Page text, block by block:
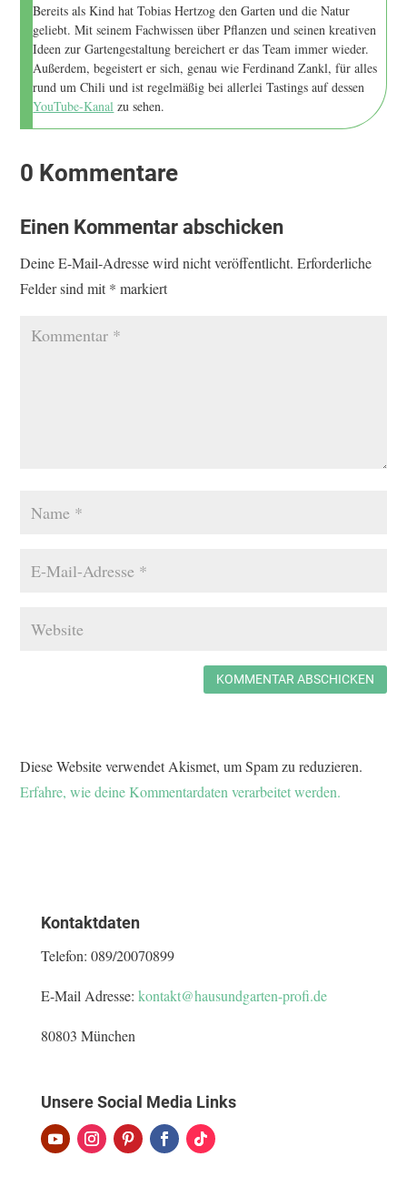
Bereits als Kind hat Tobias Hertzog den Garten und die Natur
geliebt. Mit seinem Fachwissen über Pflanzen und seinen kreativen
Ideen zur Gartengestaltung bereichert er das Team immer wieder.
Außerdem, begeistert er sich, genau wie Ferdinand Zankl, für alles
rund um Chili und ist regelmäßig bei allerlei Tastings auf dessen
YouTube-Kanal zu sehen.
0 Kommentare
Einen Kommentar abschicken
Deine E-Mail-Adresse wird nicht veröffentlicht. Erforderliche
Felder sind mit* markiert
KOMMENTAR ABSCHICKEN
Diese Website verwendet Akismet, um Spam zu reduzieren.
Erfahre, wie deine Kommentardaten verarbeitet werden.
Kontaktdaten
Telefon: 089/20070899
E-Mail Adresse: kontakt@hausundgarten-profi.de
80803 München
Unsere Social Media Links